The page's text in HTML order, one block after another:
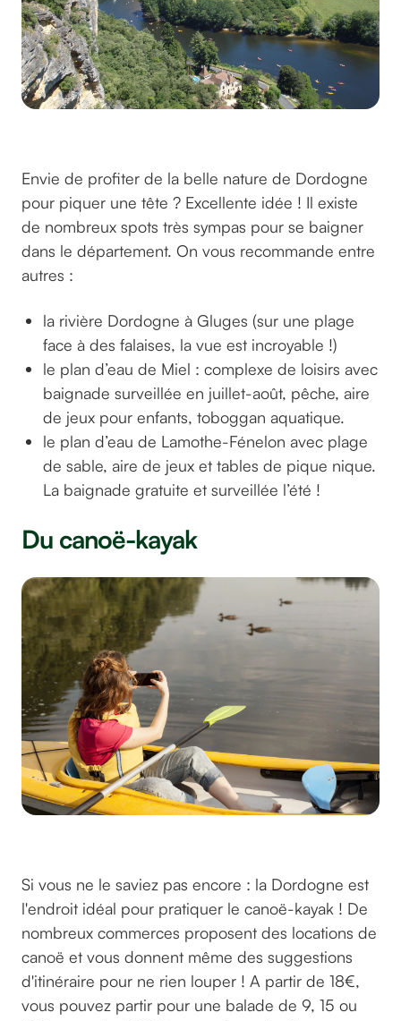
Envie de profiter de la belle nature de Dordogne
pour piquer une tête ? Excellente idée ! Il existe
de nombreux spots très sympas pour se baigner
dans le département. On vous recommande entre
autres :
la rivière Dordogne à Gluges (sur une plage
face à des falaises, la vue est incroyable !)
le plan d’eau de Miel : complexe de loisirs avec
baignade surveillée en juillet-août, pêche, aire
de jeux pour enfants, toboggan aquatique.
le plan d’eau de Lamothe-Fénelon avec plage
de sable, aire de jeux et tables de pique nique.
La baignade gratuite et surveillée l’été !
Du canoë-kayak
Si vous ne le saviez pas encore : la Dordogne est
l'endroit idéal pour pratiquer le canoë-kayak ! De
nombreux commerces proposent des locations de
canoë et vous donnent même des suggestions
d'itinéraire pour ne rien louper ! A partir de 18€,
vous pouvez partir pour une balade de 9, 15 ou